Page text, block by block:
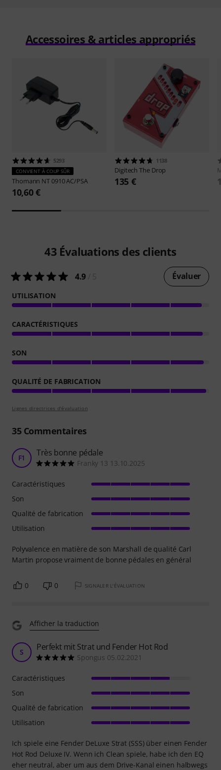
Accessoires & articles appropriés
5293
CONVIENT À COUP SÛR
Thomann NT 0910 AC/PSA
10,60 €
1138
DigitechThe Drop
135 €
43 Évaluations des clients
4.9 Évaluer
UTILISATION
CARACTÉRISTIQUES
SON
QUALITÉ DE FABRICATION
Lignes directrices d'évaluation
35Commentaires
F1 Très bonne pédale
Franky 13 13.10.2025
Polyvalence en matière de son Marshall de qualité Carl
Martin propose vraiment de bonne pédales en général
Caractéristiques
Son
Qualité de fabrication
Utilisation
0 0 SIGNALER L'ÉVALUATION
Afficher la traduction
S Perfekt mit Strat und Fender Hot Rod
Spongus 05.02.2021
Ich spiele eine Fender DeLuxe Strat (SSS) über einen Fender
Hot Rod Deluxe IV. Wenn ich Clean spiele, habe ich den EQ
eher neutral, aber um aus dem Drive-Kanal einen halbwegs
Caractéristiques
Son
Qualité de fabrication
Utilisation